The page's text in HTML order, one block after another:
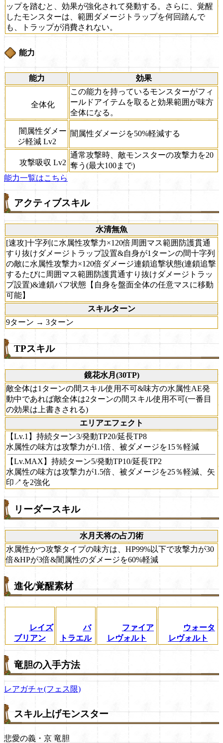
ップを踏むと、効果が強化されて発動する。さらに、覚醒
したモンスターは、範囲ダメージトラップを何回踏んで
も、トラップが消費されない。
能力
能力 効果
全体化
この能力を持っているモンスターがフィ
ールドアイテムを取ると効果範囲が味方
全体になる。
闇属性ダメー
ジ軽減 Lv2
闇属性ダメージを50%軽減する
攻撃吸収 Lv2
通常攻撃時、敵モンスターの攻撃力を20
奪う(最大100まで)
能力一覧はこちら
アクティブスキル
水清無魚
[速攻]十字列に水属性攻撃力×120倍周囲マス範囲防護貫通
すり抜けダメージトラップ設置&自身が1ターンの間十字列
の敵に水属性攻撃力×120倍ダメージ連鎖追撃状態(連鎖追撃
するたびに周囲マス範囲防護貫通すり抜けダメージトラッ
プ設置)&連鎖バフ状態【自身を盤面全体の任意マスに移動
可能】
スキルターン
9ターン → 3ターン
TPスキル
鏡花水月(30TP)
敵全体は1ターンの間スキル使用不可&味方の水属性AE発
動中であれば敵全体は2ターンの間スキル使用不可(一番目
の効果は上書きされる)
エリアエフェクト
【Lv.1】持続ターン3/発動TP20/延長TP8
水属性の味方は攻撃力が1.1倍、被ダメージを15％軽減
【Lv.MAX】持続ターン5/発動TP10/延長TP2
水属性の味方は攻撃力が1.5倍、被ダメージを25％軽減、矢
印↗を2強化
リーダースキル
水月天将の占刀術
水属性かつ攻撃タイプの味方は、HP99%以下で攻撃力が30
倍&HPが3倍&闇属性のダメージを60%軽減
進化/覚醒素材
レイズ
ブリアン
バ
トラエル
ファイア
レヴォルト
ウォータ
レヴォルト
竜胆の入手方法
レアガチャ(フェス限)
スキル上げモンスター
悲愛の義・京 竜胆